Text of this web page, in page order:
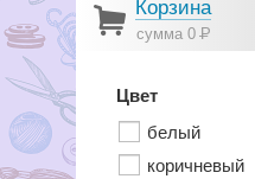
Корзина
сумма 0Р
Цвет
белый
коричневый